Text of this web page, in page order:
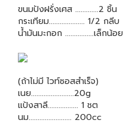
ขนมปังฝรั่งเศส .............2 ชิ้น
กระเทียม.................... 1/2 กลีบ
น้ำมันมะกอก ................เล็กน้อย
(ถ้าไม่มี ไวท์ซอสสำเร็จ)
เนย........................20g
แป้งสาลี................. 1 ชต
นม........................ 200cc